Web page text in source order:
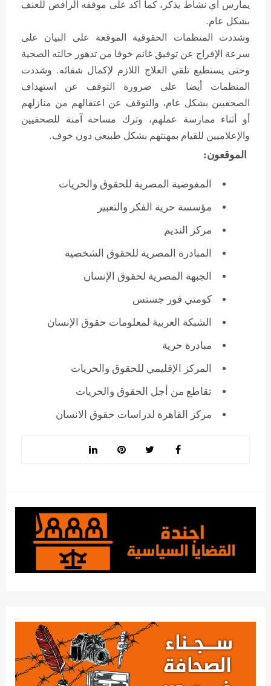
يمارس أي نشاط يذكر، كما أكد على موقفه الرافض للعنف
بشكل عام.
وشددت المنظمات الحقوقية الموقعة على البيان على
سرعة الإفراج عن توفيق غانم خوفا من تدهور حالته الصحية
وحتى يستطيع تلقي العلاج اللازم لإكمال شفائه. وشددت
المنظمات أيضا على ضرورة التوقف عن استهداف
الصحفيين بشكل عام، والتوقف عن اعتقالهم من منازلهم
أو أثناء ممارسة عملهم، وترك مساحة آمنة للصحفيين
والإعلاميين للقيام بمهنتهم بشكل طبيعي دون خوف.
الموقعون:
المفوضية المصرية للحقوق والحريات
مؤسسة حرية الفكر والتعبير
مركز النديم
المبادرة المصرية للحقوق الشخصية
الجبهة المصرية لحقوق الإنسان
كومتي فور جستس
الشبكة العربية لمعلومات حقوق الإنسان
مبادرة حرية
المركز الإقليمي للحقوق والحريات
تقاطع من أجل الحقوق والحريات
مركز القاهرة لدراسات حقوق الانسان